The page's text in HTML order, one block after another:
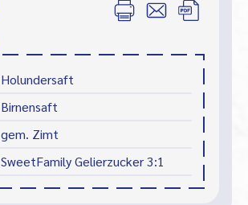
Holundersaft
Birnensaft
gem. Zimt
SweetFamily Gelierzucker 3:1